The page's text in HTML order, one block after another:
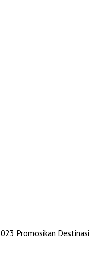
Promosikan Destinasi